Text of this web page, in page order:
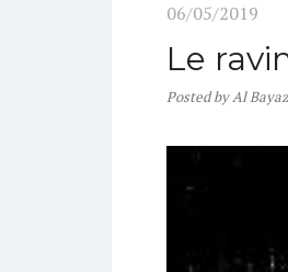
06/05/2019
Le
PostedbyAl